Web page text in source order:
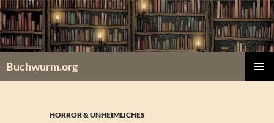
Zum
Inhalt
springen
Buchwurm.org
HORROR & UNHEIMLICHES